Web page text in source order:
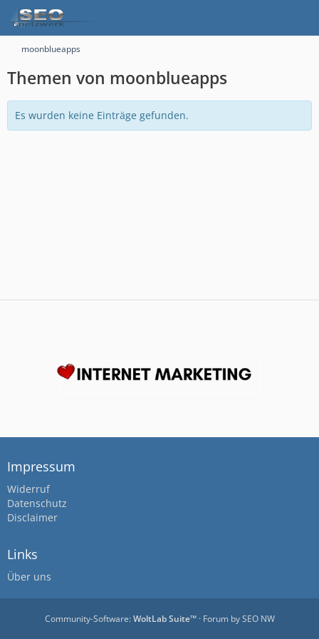
moonblueapps
Themen von moonblueapps
Es wurden keine Einträge gefunden.
Impressum
Widerruf
Datenschutz
Disclaimer
Links
Über uns
Community-Software:WoltLab Suite™· Forum bySEO NW